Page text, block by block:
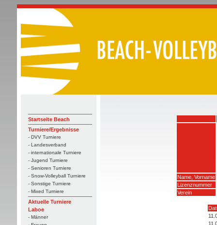
Startseite Beach
Turniere/Ergebnisse
- DVV Turniere
- Landesverband
- internationale Turniere
- Jugend Turniere
- Senioren Turniere
- Snow-Volleyball Turniere
- Sonstige Turniere
- Mixed Turniere
Aktuelle Turniere
Laboe
- Männer
Name, Vorname
Lizenznummer
Verein